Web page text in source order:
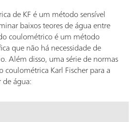
de KF é um método sensível
baixos teores de água entre
coulométrico é um método
que não há necessidade de
Além disso, uma série de normas
coulométrica Karl Fischer para a
água: